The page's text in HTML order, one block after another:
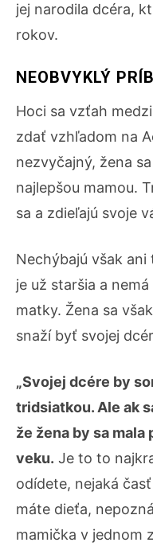
jej narodila dcéra,
rokov.
NEOBVYKLÝ
Hoci sa vzťah
zdať vzhľadom na
nezvyčajný, žena
najlepšou mamou.
sa a zdieľajú svoje
Nechýbajú však
je už staršia a
matky. Žena sa
snaží byť svojej
„Svojej dcére by
tridsiatkou. Ale ak
že žena by sa
veku. Je to to
odídete, nejaká
máte dieťa,
mamička v jednom